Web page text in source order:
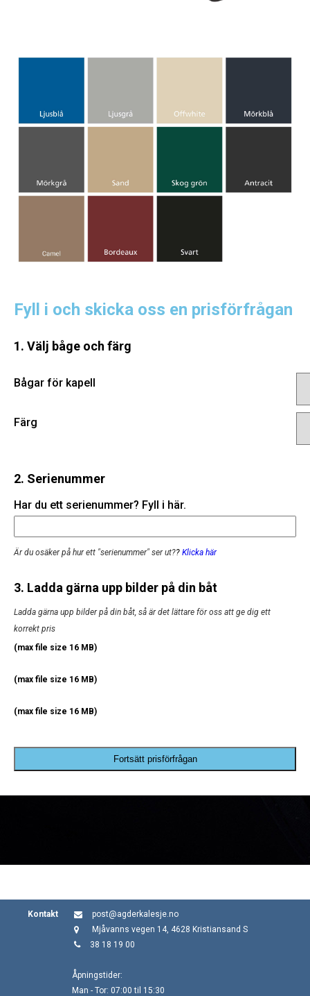
Fyll i och skicka oss en prisförfrågan
1. Välj båge och färg
Bågar för kapell
Färg
2. Serienummer
Har du ett serienummer? Fyll i här.
Är du osäker på hur ett "serienummer" ser ut?? Klicka här
3. Ladda gärna upp bilder på din båt
Ladda gärna upp bilder på din båt, så är det lättare för oss att ge dig ett
korrekt pris
(max file size 16 MB)
(max file size 16 MB)
(max file size 16 MB)
Fortsätt prisförfrågan
Kontakt
post@agderkalesje.no
Mjåvanns vegen 14, 4628 Kristiansand S
38 18 19 00
Åpningstider:
Man - Tor: 07:00 til 15:30